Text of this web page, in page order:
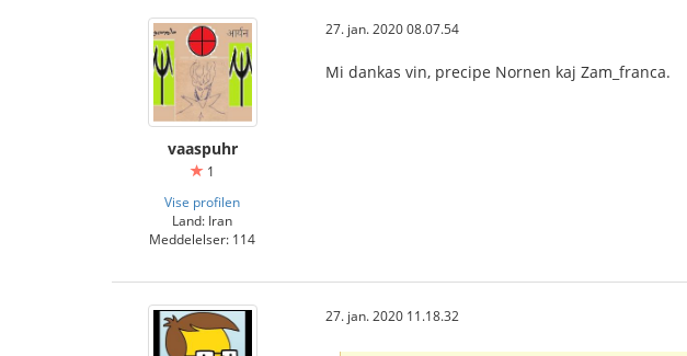
vaaspuhr
1
Vise profilen
Land: Iran
Meddelelser: 114
27. jan. 2020 08.07.54
Mi dankas vin, precipe Nornen kaj Zam_franca.
27. jan. 2020 11.18.32